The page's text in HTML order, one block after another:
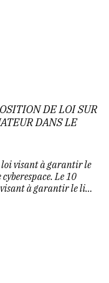
DE LOI SUR
DANS LE
loi visant à garantir le
Le 10
à garantir le li...